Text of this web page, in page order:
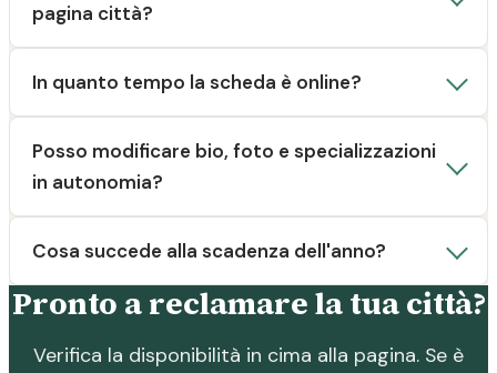
pagina città?
In quanto tempo la scheda è online?
Posso modificare bio, foto e specializzazioni
in autonomia?
Cosa succede alla scadenza dell'anno?
Pronto a reclamare la tua città?
Verifica la disponibilità in cima alla pagina. Se è